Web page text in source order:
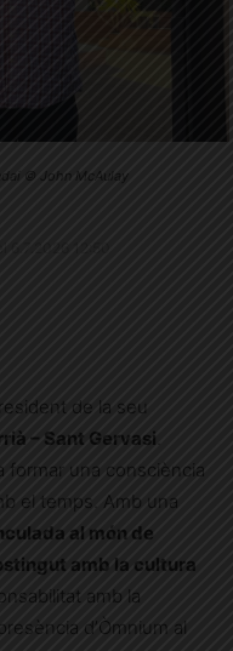
© John McAulay
de la seu
– Sant Gervasi
formar una consciència
el temps. Amb una
al món de
amb la cultura
amb la
d’Òmnium al